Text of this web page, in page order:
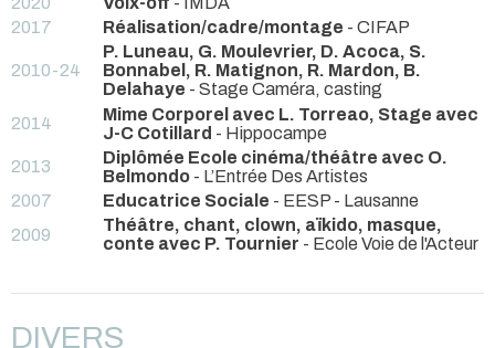
2017
Réalisation/cadre/montage - CIFAP
2010-24
P. Luneau, G. Moulevrier, D. Acoca, S.
Bonnabel, R. Matignon, R. Mardon, B.
Delahaye - Stage Caméra, casting
2014
Mime Corporel avec L. Torreao, Stage avec
J-C Cotillard - Hippocampe
2013
Diplômée Ecole cinéma/théâtre avec O.
Belmondo - L’Entrée Des Artistes
2007
Educatrice Sociale - EESP - Lausanne
2009
Théâtre, chant, clown, aïkido, masque,
conte avec P. Tournier - Ecole Voie de l'Acteur
DIVERS